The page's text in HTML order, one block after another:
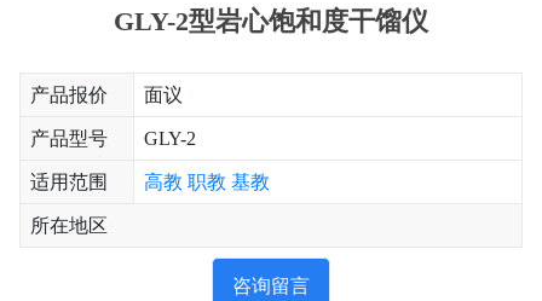
GLY-2型岩心饱和度干馏仪
产品报价 面议
产品型号 GLY-2
适用范围 高教 职教 基教
所在地区
咨询留言